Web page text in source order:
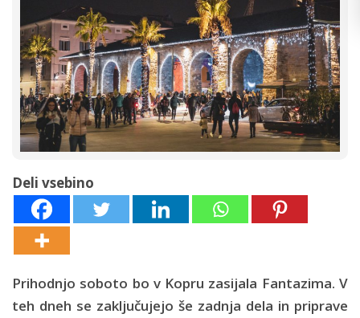
Deli vsebino
Prihodnjo soboto bo v Kopru zasijala Fantazima. V
teh dneh se zaključujejo še zadnja dela in priprave